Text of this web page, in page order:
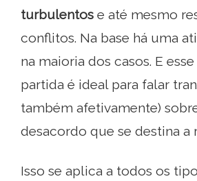
turbulentos e até mesmo
conflitos. Na base há uma
na maioria dos casos. E
partida é ideal para falar
também afetivamente)
desacordo que se destina a
Isso se aplica a todos os